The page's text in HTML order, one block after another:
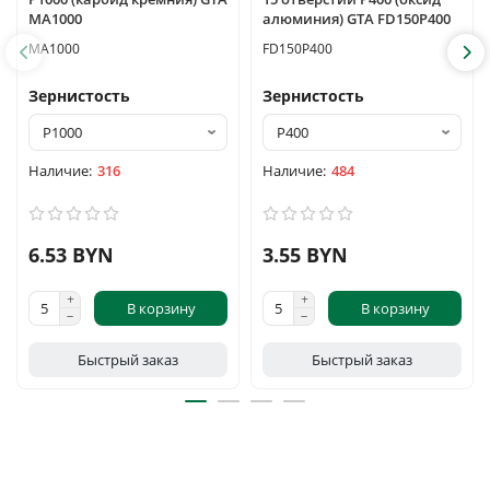
MA1000
MA1000
Зернистость
316
6.53 BYN
В корзину
Быстрый заказ
алюминия) GTA FD150P400
FD150P400
Зернистость
484
3.55 BYN
В корзину
Быстрый заказ